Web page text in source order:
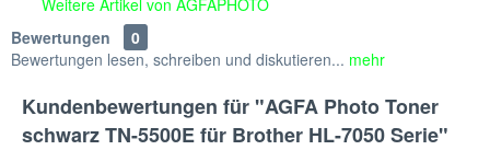
Weitere Artikel von AGFAPHOTO
Bewertungen
0
Bewertungen lesen, schreiben und diskutieren... mehr
Kundenbewertungen für "AGFA Photo Toner
schwarz TN-5500E für Brother HL-7050 Serie"